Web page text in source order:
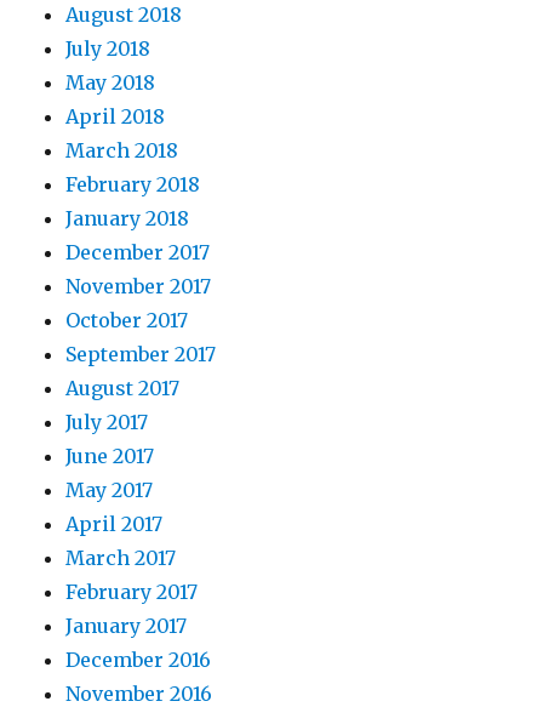
August 2018
July 2018
May 2018
April 2018
March 2018
February 2018
January 2018
December 2017
November 2017
October 2017
September 2017
August 2017
July 2017
June 2017
May 2017
April 2017
March 2017
February 2017
January 2017
December 2016
November 2016